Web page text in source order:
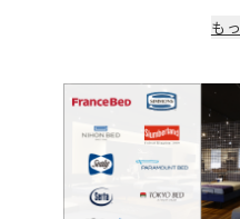
ハーフ
シング
スプリング線径
1.6mm
生地
ソフト
詰物
ウレタ
も